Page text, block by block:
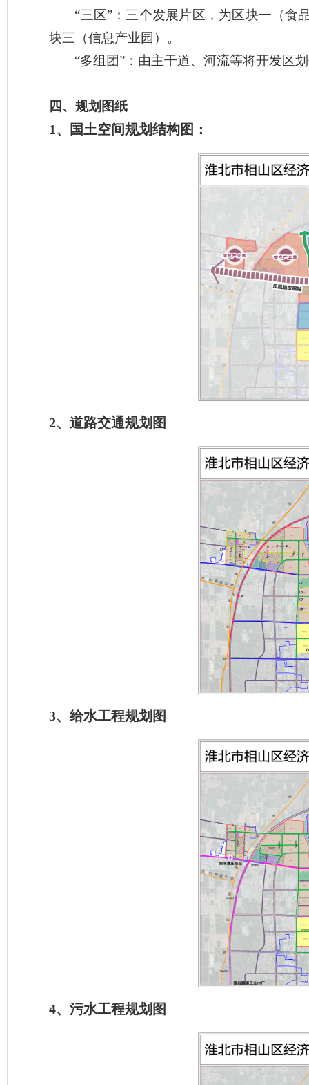
“三区”：三个发展片区，为区块一（食
块三（信息产业园）。
“多组团”：由主干道、河流等将开发区
四 、 规划图纸
1、国土空间规划结构图：
2、道路交通规划图
3、给水工程规划图
4、污水工程规划图